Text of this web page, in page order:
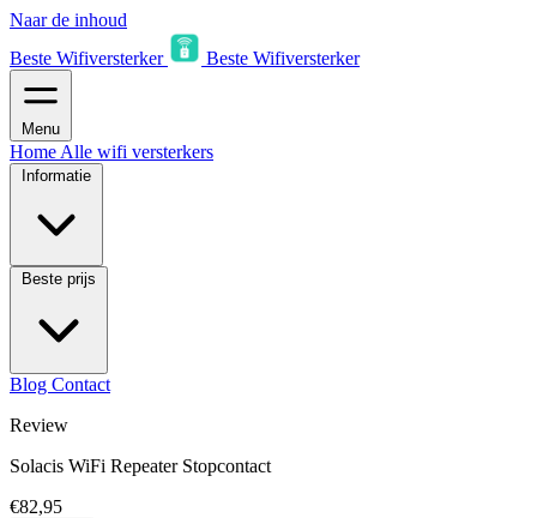
Naar de inhoud
Beste Wifiversterker
Beste Wifiversterker
Menu
Home Alle wifi versterkers
Informatie
Beste prijs
Blog Contact
Review
Solacis WiFi Repeater Stopcontact
€82,95